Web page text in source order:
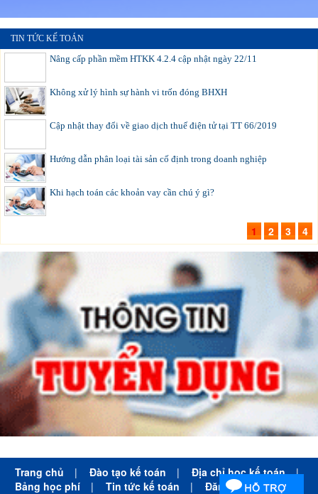
TIN TỨC KẾ TOÁN
Nâng cấp phần mềm HTKK 4.2.4 cập nhật ngày 22/11
Không xử lý hình sự hành vi trốn đóng BHXH
Cập nhật thay đổi về giao dịch thuế điện tử tại TT 66/2019
Hướng dẫn phân loại tài sản cố định trong doanh nghiệp
Khi hạch toán các khoản vay cần chú ý gì?
1 2 3 4
Trang chủ | Đào tạo kế toán | Địa chỉ học kế toán
|
Bảng học phí
| Tin tức kế toán | Đăng ký học